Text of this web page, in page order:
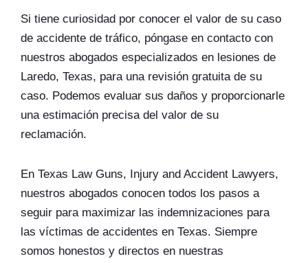
Si tiene curiosidad por conocer el valor de su caso
de accidente de tráfico, póngase en contacto con
nuestros abogados especializados en lesiones de
Laredo, Texas, para una revisión gratuita de su
caso. Podemos evaluar sus daños y proporcionarle
una estimación precisa del valor de su
reclamación.
En Texas Law Guns, Injury and Accident Lawyers,
nuestros abogados conocen todos los pasos a
seguir para maximizar las indemnizaciones para
las víctimas de accidentes en Texas. Siempre
somos honestos y directos en nuestras